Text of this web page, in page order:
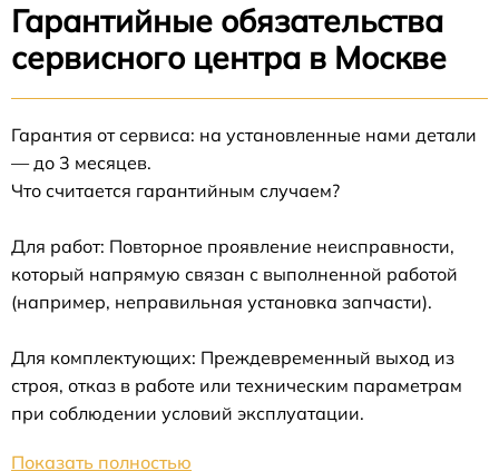
Гарантийные обязательства
сервисного центра в Москве
Гарантия от сервиса: на установленные нами детали
— до 3 месяцев.
Что считается гарантийным случаем?
Для работ: Повторное проявление неисправности,
который напрямую связан с выполненной работой
(например, неправильная установка запчасти).
Для комплектующих: Преждевременный выход из
строя, отказ в работе или техническим параметрам
при соблюдении условий эксплуатации.
Показать полностью